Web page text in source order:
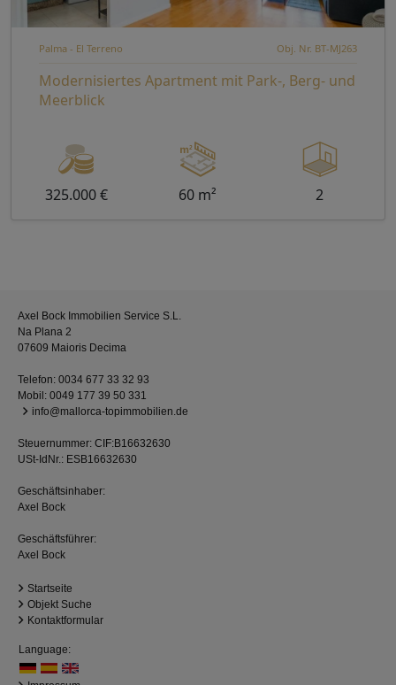
Palma - El Terreno Obj. Nr. BT-MJ263
Modernisiertes Apartment mit Park-, Berg- und
Meerblick
325.000 € 60 m² 2
Axel Bock Immobilien Service S.L.
Na Plana 2
07609 Maioris Decima
Telefon: 0034 677 33 32 93
Mobil: 0049 177 39 50 331
info@mallorca-topimmobilien.de
Steuernummer: CIF:B16632630
USt-IdNr.: ESB16632630
Geschäftsinhaber:
Axel Bock
Geschäftsführer:
Axel Bock
Startseite
Objekt Suche
Kontaktformular
Language: